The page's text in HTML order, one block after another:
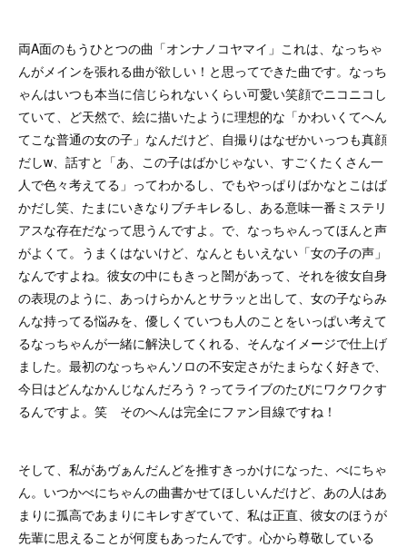
両A面のもうひとつの曲「オンナノコヤマイ」これは、なっちゃ
んがメインを張れる曲が欲しい！と思ってできた曲です。なっち
ゃんはいつも本当に信じられないくらい可愛い笑顔でニコニコし
ていて、ど天然で、絵に描いたように理想的な「かわいくてへん
てこな普通の女の子」なんだけど、自撮りはなぜかいっつも真顔
だしw、話すと「あ、この子はばかじゃない、すごくたくさん一
人で色々考えてる」ってわかるし、でもやっぱりばかなとこはば
かだし笑、たまにいきなりブチキレるし、ある意味一番ミステリ
アスな存在だなって思うんですよ。で、なっちゃんってほんと声
がよくて。うまくはないけど、なんともいえない「女の子の声」
なんですよね。彼女の中にもきっと闇があって、それを彼女自身
の表現のように、あっけらかんとサラッと出して、女の子ならみ
んな持ってる悩みを、優しくていつも人のことをいっぱい考えて
るなっちゃんが一緒に解決してくれる、そんなイメージで仕上げ
ました。最初のなっちゃんソロの不安定さがたまらなく好きで、
今日はどんなかんじなんだろう？ってライブのたびにワクワクす
るんですよ。笑 そのへんは完全にファン目線ですね！
そして、私があヴぁんだんどを推すきっかけになった、べにちゃ
ん。いつかべにちゃんの曲書かせてほしいんだけど、あの人はあ
まりに孤高であまりにキレすぎていて、私は正直、彼女のほうが
先輩に思えることが何度もあったんです。心から尊敬している